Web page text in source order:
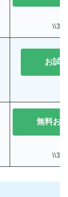
\\31
お試
無料お
\\30